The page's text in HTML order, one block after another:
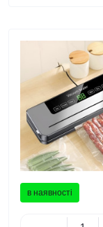
в наявності